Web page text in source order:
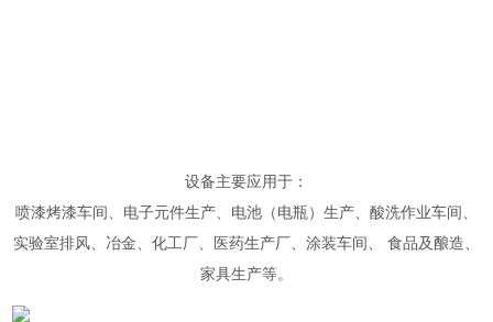
设备主要应用于：
喷漆烤漆车间、电子元件生产、电池（电瓶）生产、酸洗作业车间、
实验室排风、冶金、化工厂、医药生产厂、涂装车间、 食品及酿造、
家具生产等。